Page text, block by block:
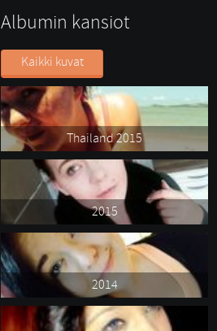
Albumin kansiot
Kaikki kuvat
Thailand 2015
2015
2014